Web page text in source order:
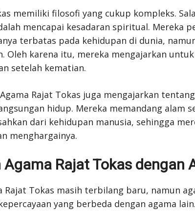
memiliki filosofi yang cukup kompleks.
mencapai kesadaran spiritual. Mereka
terbatas pada kehidupan di dunia,
Oleh karena itu, mereka mengajarkan
setelah kematian.
Rajat Tokas juga mengajarkan
hidup. Mereka memandang alam
dari kehidupan manusia, sehingga
menghargainya.
Agama Rajat Tokas dengan
Rajat Tokas masih terbilang baru, namun
yang berbeda dengan agama